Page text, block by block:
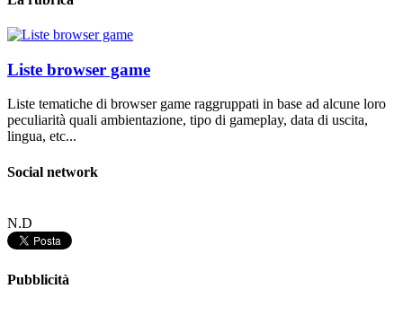
Liste browser game
Liste tematiche di browser game raggruppati in base ad alcune loro
peculiarità quali ambientazione, tipo di gameplay, data di uscita,
lingua, etc...
Social network
N.D
Pubblicità